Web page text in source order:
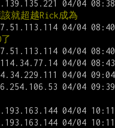
該就超越Rick成為